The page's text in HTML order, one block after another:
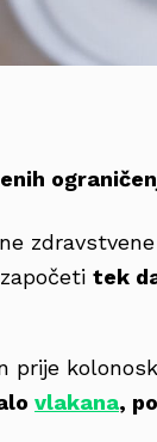
tek
prije
vlakana,